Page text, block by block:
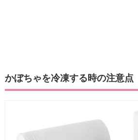
かぼちゃを冷凍する時の注意点